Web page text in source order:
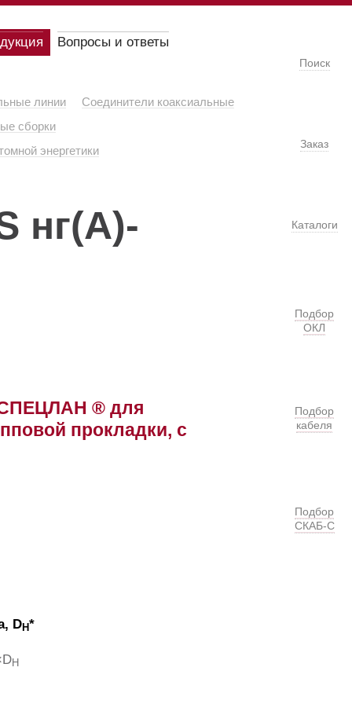
Вопросы и ответы
линии
Соединители коаксиальные
сборки
энергетики
Поиск
Заказ
Каталоги
Подбор
ОКЛ
Подбор
кабеля
Подбор
СКАБ-С
нг(А)-
СПЕЦЛАН ® для
прокладки, с
DH*
H